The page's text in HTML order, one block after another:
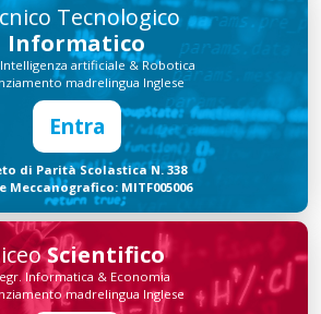
Tecnologico
Informatico
artificiale & Robotica
madrelingua Inglese
Entra
di Parità Scolastica N. 338
Meccanografico: MITF005006
Scientifico
Informatica & Economia
madrelingua Inglese